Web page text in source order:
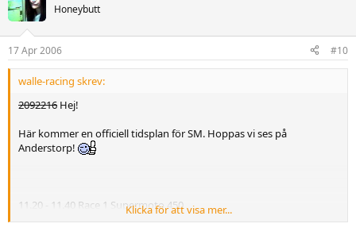
Honeybutt
17 Apr 2006 #10
walle-racing skrev:
2092216 Hej!
Här kommer en officiell tidsplan för SM. Hoppas vi ses på
Anderstorp!
11.20 - 11.40 Race 1 Supermoto 450
Klicka för att visa mer...